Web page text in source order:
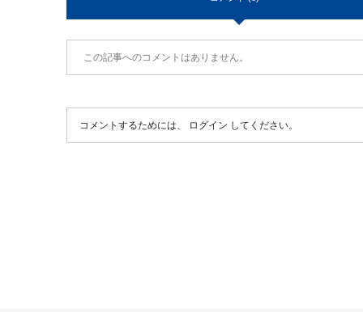
この記事へのコメントはありません。
コメントするためには、 ログイン してください。